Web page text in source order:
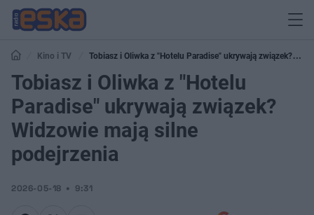
Kino i TV
Tobiasz i Oliwka z "Hotelu Paradise" ukrywają związek?
Widzowie mają silne podejrzenia
Tobiasz i Oliwka z "Hotelu
Paradise" ukrywają związek?
Widzowie mają silne
podejrzenia
2026-05-18 9:31